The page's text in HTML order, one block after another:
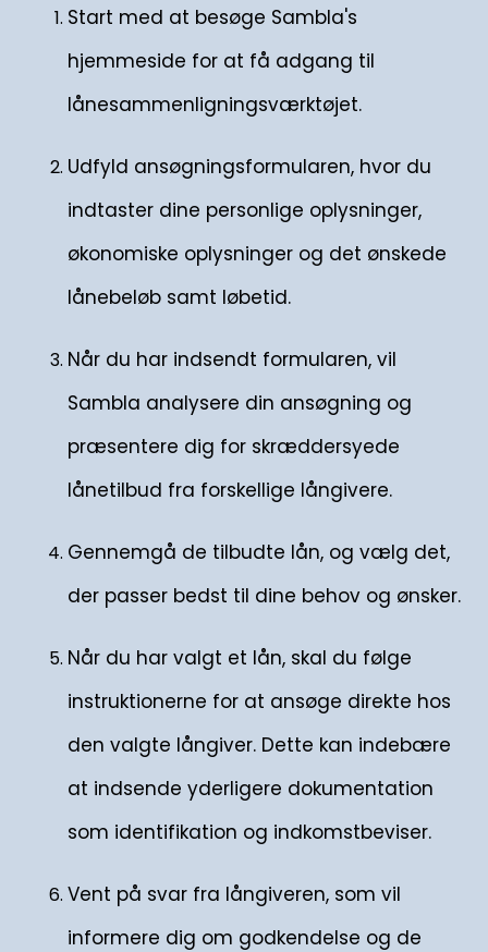
Start med at besøge Sambla's
hjemmeside for at få adgang til
lånesammenligningsværktøjet.
Udfyld ansøgningsformularen, hvor du
indtaster dine personlige oplysninger,
økonomiske oplysninger og det ønskede
lånebeløb samt løbetid.
Når du har indsendt formularen, vil
Sambla analysere din ansøgning og
præsentere dig for skræddersyede
lånetilbud fra forskellige långivere.
Gennemgå de tilbudte lån, og vælg det,
der passer bedst til dine behov og ønsker.
Når du har valgt et lån, skal du følge
instruktionerne for at ansøge direkte hos
den valgte långiver. Dette kan indebære
at indsende yderligere dokumentation
som identifikation og indkomstbeviser.
Vent på svar fra långiveren, som vil
informere dig om godkendelse og de